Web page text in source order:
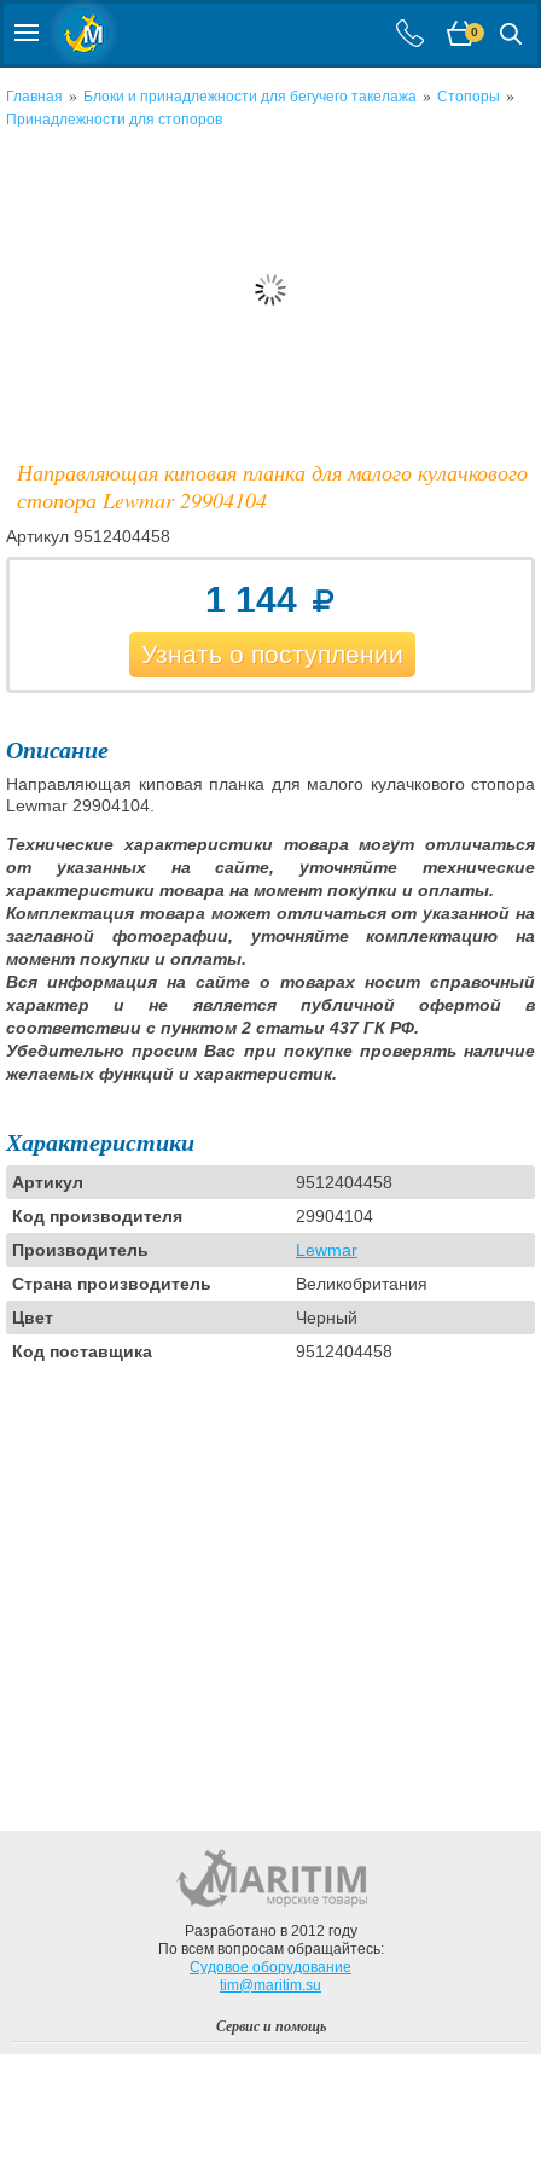
0
Главная » Блоки и принадлежности для бегучего такелажа » Стопоры »
Принадлежности для стопоров
Направляющая киповая планка для малого кулачкового
стопора Lewmar 29904104
Артикул 9512404458
1 144
Узнать о поступлении
Описание
Направляющая киповая планка для малого кулачкового стопора
Lewmar 29904104.
Технические характеристики товара могут отличаться
от указанных на сайте, уточняйте технические
характеристики товара на момент покупки и оплаты.
Комплектация товара может отличаться от указанной на
заглавной фотографии, уточняйте комплектацию на
момент покупки и оплаты.
Вся информация на сайте о товарах носит справочный
характер и не является публичной офертой в
соответствии с пунктом 2 статьи 437 ГК РФ.
Убедительно просим Вас при покупке проверять наличие
желаемых функций и характеристик.
Характеристики
Артикул
9512404458
Код производителя
29904104
Производитель
Lewmar
Страна производитель
Великобритания
Цвет
Черный
Код поставщика
9512404458
Разработано в 2012 году
По всем вопросам обращайтесь:
Судовое оборудование
tim@maritim.su
Сервис и помощь